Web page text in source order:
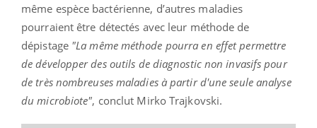
même espèce bactérienne, d’autres maladies
pourraient être détectés avec leur méthode de
dépistage "La même méthode pourra en effet permettre
de développer des outils de diagnostic non invasifs pour
de très nombreuses maladies à partir d'une seule analyse
du microbiote", conclut Mirko Trajkovski.